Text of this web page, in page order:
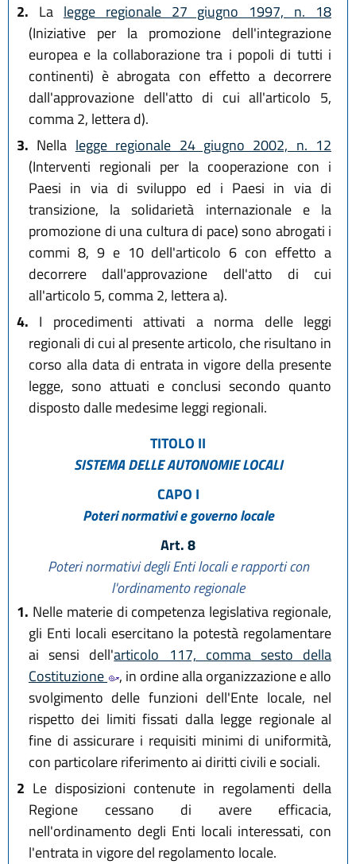
2. La legge regionale 27 giugno 1997, n. 18
(Iniziative per la promozione dell'integrazione
europea e la collaborazione tra i popoli di tutti i
continenti) è abrogata con effetto a decorrere
dall'approvazione dell'atto di cui all'articolo 5,
comma 2, lettera d).
3. Nella legge regionale 24 giugno 2002, n. 12
(Interventi regionali per la cooperazione con i
Paesi in via di sviluppo ed i Paesi in via di
transizione, la solidarietà internazionale e la
promozione di una cultura di pace) sono abrogati i
commi 8, 9 e 10 dell'articolo 6 con effetto a
decorrere dall'approvazione dell'atto di cui
all'articolo 5, comma 2, lettera a).
4. I procedimenti attivati a norma delle leggi
regionali di cui al presente articolo, che risultano in
corso alla data di entrata in vigore della presente
legge, sono attuati e conclusi secondo quanto
disposto dalle medesime leggi regionali.
TITOLO II
SISTEMA DELLE AUTONOMIE LOCALI
CAPO I
Poteri normativi e governo locale
Art. 8
Poteri normativi degli Enti locali e rapporti con
l'ordinamento regionale
1. Nelle materie di competenza legislativa regionale,
gli Enti locali esercitano la potestà regolamentare
ai sensi dell'articolo 117, comma sesto della
Costituzione
, in ordine alla organizzazione e allo
svolgimento delle funzioni dell'Ente locale, nel
rispetto dei limiti fissati dalla legge regionale al
fine di assicurare i requisiti minimi di uniformità,
con particolare riferimento ai diritti civili e sociali.
2 Le disposizioni contenute in regolamenti della
Regione cessano di avere efficacia,
nell'ordinamento degli Enti locali interessati, con
l'entrata in vigore del regolamento locale.